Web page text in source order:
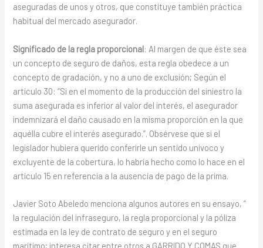
aseguradas de unos y otros, que constituye también práctica
habitual del mercado asegurador.
Significado de la regla proporcional: Al margen de que éste sea
un concepto de seguro de daños, esta regla obedece a un
concepto de gradación, y no a uno de exclusión; Según el
artículo 30: “Si en el momento de la producción del siniestro la
suma asegurada es inferior al valor del interés, el asegurador
indemnizará el daño causado en la misma proporción en la que
aquélla cubre el interés asegurado.”. Obsérvese que si el
legislador hubiera querido conferirle un sentido univoco y
excluyente de la cobertura, lo habría hecho como lo hace en el
artículo 15 en referencia a la ausencia de pago de la prima.
Javier Soto Abeledo menciona algunos autores en su ensayo, “
la regulación del infraseguro, la regla proporcional y la póliza
estimada en la ley de contrato de seguro y en el seguro
marítimo; interesa citar entre otros a GARRIDO Y COMAS que